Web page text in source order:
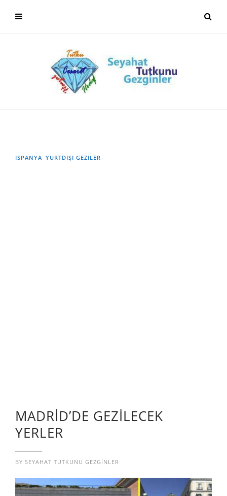
İSPANYA YURTDIŞI GEZILER
MADRİD’DE GEZİLECEK
YERLER
BY SEYAHAT TUTKUNU GEZGINLER